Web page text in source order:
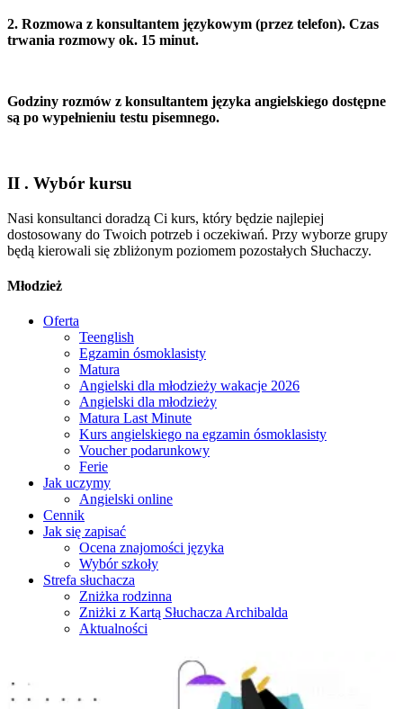
2. Rozmowa z konsultantem językowym (przez telefon). Czas
trwania rozmowy ok. 15 minut.
Godziny rozmów z konsultantem języka angielskiego dostępne
są po wypełnieniu testu pisemnego.
II . Wybór kursu
Nasi konsultanci doradzą Ci kurs, który będzie najlepiej
dostosowany do Twoich potrzeb i oczekiwań. Przy wyborze grupy
będą kierowali się zbliżonym poziomem pozostałych Słuchaczy.
Młodzież
Oferta
Teenglish
Egzamin ósmoklasisty
Matura
Angielski dla młodzieży wakacje 2026
Angielski dla młodzieży
Matura Last Minute
Kurs angielskiego na egzamin ósmoklasisty
Voucher podarunkowy
Ferie
Jak uczymy
Angielski online
Cennik
Jak się zapisać
Ocena znajomości języka
Wybór szkoły
Strefa słuchacza
Zniżka rodzinna
Zniżki z Kartą Słuchacza Archibalda
Aktualności